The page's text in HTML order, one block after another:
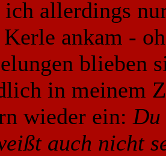
allerdings
ankam -
blieben
in meinem
wieder ein: Du
auch nicht